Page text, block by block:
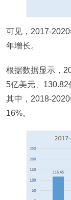
可见，2017-
年增长。
根据数据显示，
5亿美元、130.82
其中，2018-
16%。